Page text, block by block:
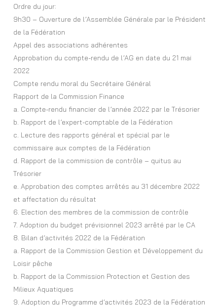
Ordre du jour:
9h30 – Ouverture de l’Assemblée Générale par le Président
de la Fédération
Appel des associations adhérentes
Approbation du compte-rendu de l’AG en date du 21 mai
2022
Compte rendu moral du Secrétaire Général
Rapport de la Commission Finance
a. Compte-rendu financier de l’année 2022 par le Trésorier
b. Rapport de l’expert-comptable de la Fédération
c. Lecture des rapports général et spécial par le
commissaire aux comptes de la Fédération
d. Rapport de la commission de contrôle – quitus au
Trésorier
e. Approbation des comptes arrêtés au 31 décembre 2022
et affectation du résultat
6. Election des membres de la commission de contrôle
7. Adoption du budget prévisionnel 2023 arrêté par le CA
8. Bilan d’activités 2022 de la Fédération
a. Rapport de la Commission Gestion et Développement du
Loisir pêche
b. Rapport de la Commission Protection et Gestion des
Milieux Aquatiques
9. Adoption du Programme d’activités 2023 de la Fédération